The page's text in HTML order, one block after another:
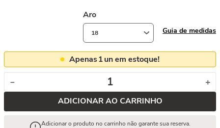
Guia de medidas
Aro
18
Apenas1un em estoque!
＋
－
ADICIONAR AO CARRINHO
Adicionar o produto no carrinho não garante sua reserva.